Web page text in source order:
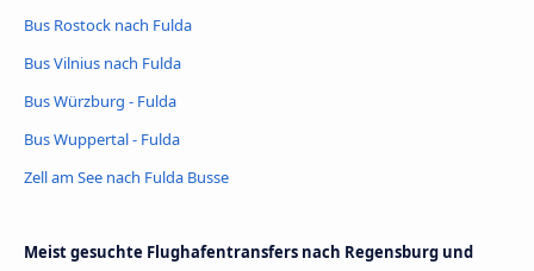
Bus Rostock nach Fulda
Bus Vilnius nach Fulda
Bus Würzburg - Fulda
Bus Wuppertal - Fulda
Zell am See nach Fulda Busse
Meist gesuchte Flughafentransfers nach Regensburg und